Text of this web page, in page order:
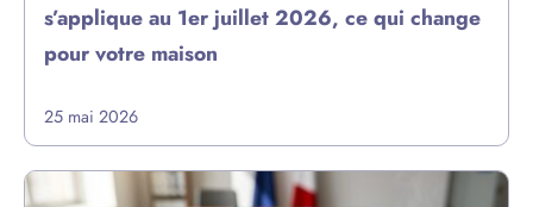
s’applique au 1er juillet 2026, ce qui change
pour votre maison
25 mai 2026